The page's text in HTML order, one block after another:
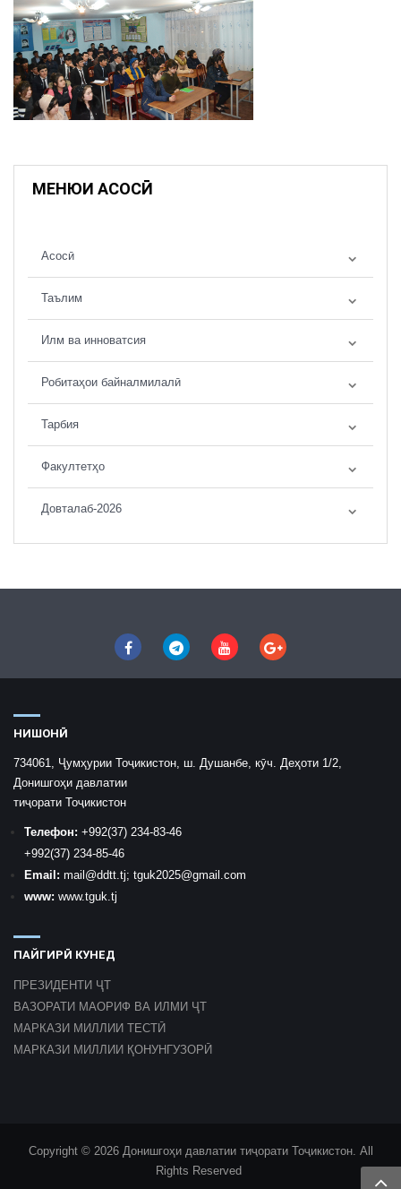
МЕНЮИ АСОСӢ
Асосӣ
Таълим
Илм ва инноватсия
Робитаҳои байналмилалӣ
Тарбия
Факултетҳо
Довталаб-2026
НИШОНӢ
734061, Ҷумҳурии Тоҷикистон, ш. Душанбе, кӯч. Деҳоти 1/2,
Донишгоҳи давлатии
тиҷорати Тоҷикистон
Телефон: +992(37) 234-83-46
+992(37) 234-85-46
Email: mail @ddtt.tj; tguk2025@gmail.com
www: www.tguk.tj
ПАЙГИРӢ КУНЕД
ПРЕЗИДЕНТИ ҶТ
ВАЗОРАТИ МАОРИФ ВА ИЛМИ ҶТ
МАРКАЗИ МИЛЛИИ ТЕСТӢ
МАРКАЗИ МИЛЛИИ ҚОНУНГУЗОРӢ
Copyright © 2026 Донишгоҳи давлатии тиҷорати Тоҷикистон. All
Rights Reserved